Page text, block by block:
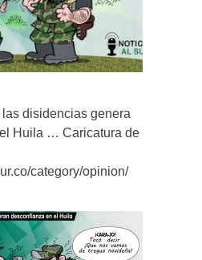
disidencias genera
Huila … Caricatura de
category/opinion/